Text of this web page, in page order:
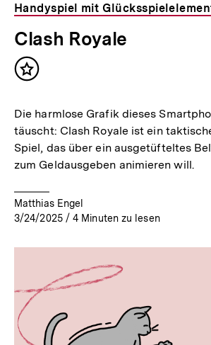
Handyspiel mit
Clash Royale
Inhalt
Die harmlose Grafik dieses
täuscht: Clash Royale ist ein
Spiel, das über ein ausgetüfteltes
zum Geldausgeben animieren will.
Matthias Engel
3/24/2025 / 4 Minuten zu lesen